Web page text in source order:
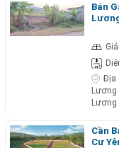
Bán
Địa
Lương
Lương
Cần
Cư